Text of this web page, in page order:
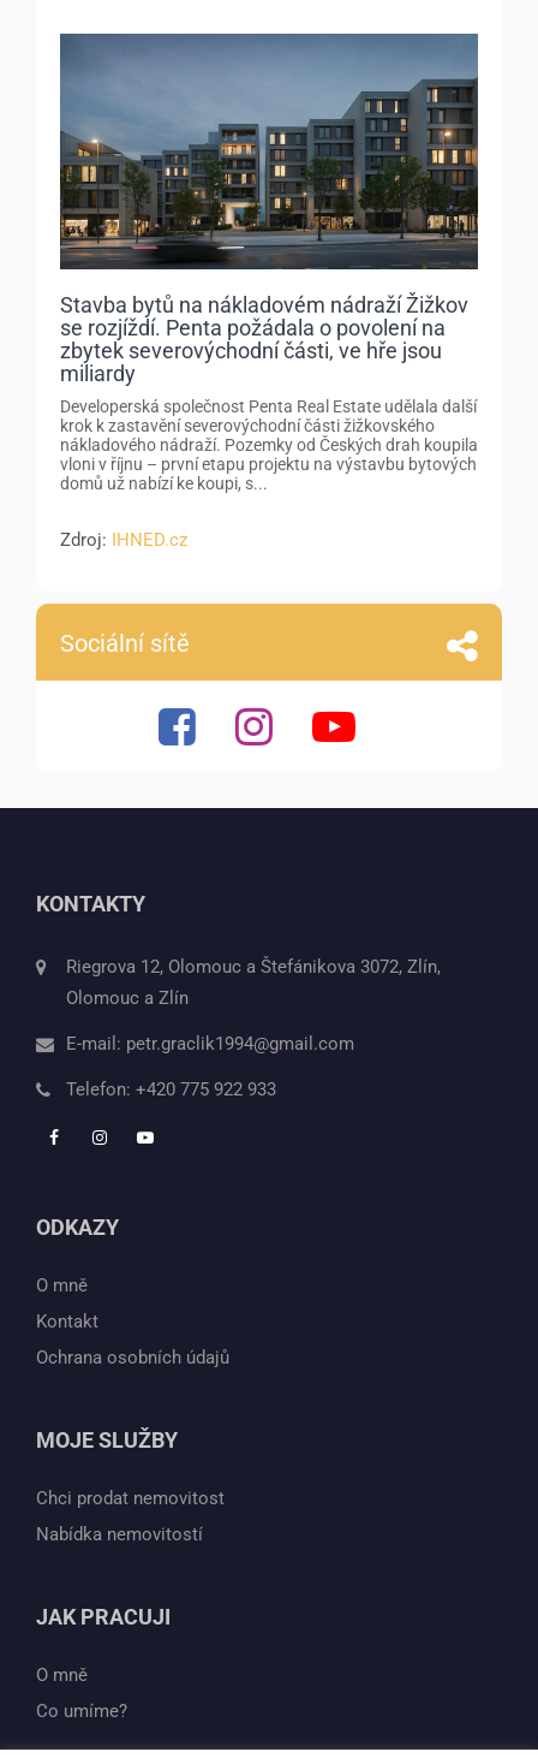
Stavba bytů na nákladovém nádraží Žižkov
se rozjíždí. Penta požádala o povolení na
zbytek severovýchodní části, ve hře jsou
miliardy
Developerská společnost Penta Real Estate udělala další
krok k zastavění severovýchodní části žižkovského
nákladového nádraží. Pozemky od Českých drah koupila
vloni v říjnu – první etapu projektu na výstavbu bytových
domů už nabízí ke koupi, s...
Zdroj: IHNED.cz
Sociální sítě
KONTAKTY
Riegrova 12, Olomouc a Štefánikova 3072, Zlín,
Olomouc a Zlín
E-mail: petr.graclik1994@gmail.com
Telefon: +420 775 922 933
ODKAZY
O mně
Kontakt
Ochrana osobních údajů
MOJE SLUŽBY
Chci prodat nemovitost
Nabídka nemovitostí
JAK PRACUJI
O mně
Co umíme?